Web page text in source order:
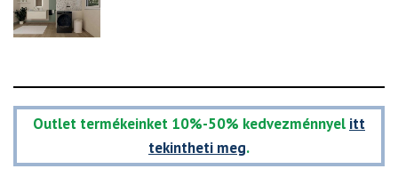
Outlet termékeinket 10%-50% kedvezménnyel itt
tekintheti meg.